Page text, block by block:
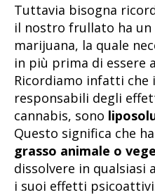
Tuttavia bisogna
il nostro frullato ha un
marijuana, la quale
in più prima di essere
Ricordiamo infatti che
responsabili degli
cannabis, sono
Questo significa che
grasso animale o
dissolvere in
i suoi effetti